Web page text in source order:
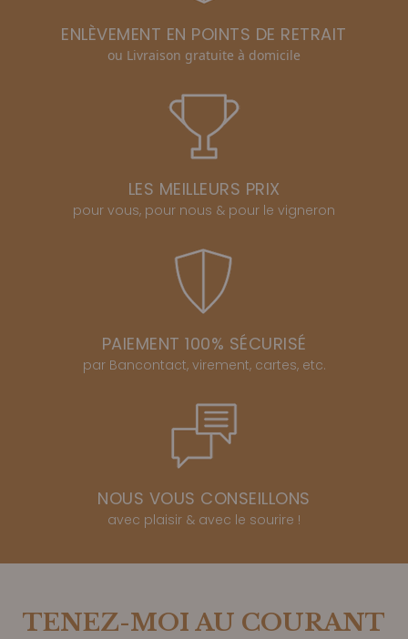
ENLÈVEMENT EN POINTS DE RETRAIT
ou Livraison gratuite à domicile
LES MEILLEURS PRIX
pour vous, pour nous & pour le vigneron
PAIEMENT 100% SÉCURISÉ
par Bancontact, virement, cartes, etc.
NOUS VOUS CONSEILLONS
avec plaisir & avec le sourire !
TENEZ-MOI AU COURANT